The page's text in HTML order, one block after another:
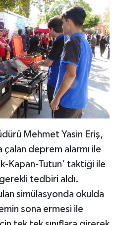
Mehmet Yasin Eriş,
çalan deprem alarmı ile
Kapan-Tutun’ taktiği ile
tedbiri aldı.
simülasyonda okulda
sona ermesi ile